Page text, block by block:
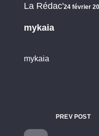
La Rédac'24 février
mykaia
mykaia
PREV POST